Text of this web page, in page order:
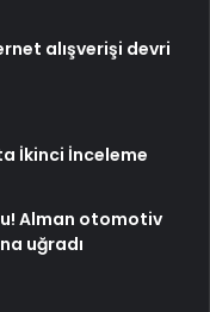
alışverişi devri
İkinci İnceleme
Alman otomotiv
uğradı